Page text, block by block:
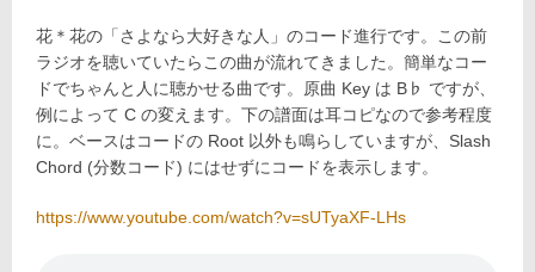
日
リ
ー:
花＊花の「さよなら大好きな人」のコード進行です。この前
ラジオを聴いていたらこの曲が流れてきました。簡単なコー
ドでちゃんと人に聴かせる曲です。原曲 Key は B♭ ですが、
例によって C の変えます。下の譜面は耳コピなので参考程度
に。ベースはコードの Root 以外も鳴らしていますが、Slash
Chord (分数コード) にはせずにコードを表示します。
https://www.youtube.com/watch?v=sUTyaXF-LHs